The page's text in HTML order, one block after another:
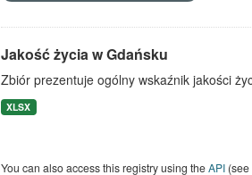
Jakość życia w Gdańsku
Zbiór prezentuje ogólny wskaźnik jakości
XLSX
You can also access this registry using theAPI(see